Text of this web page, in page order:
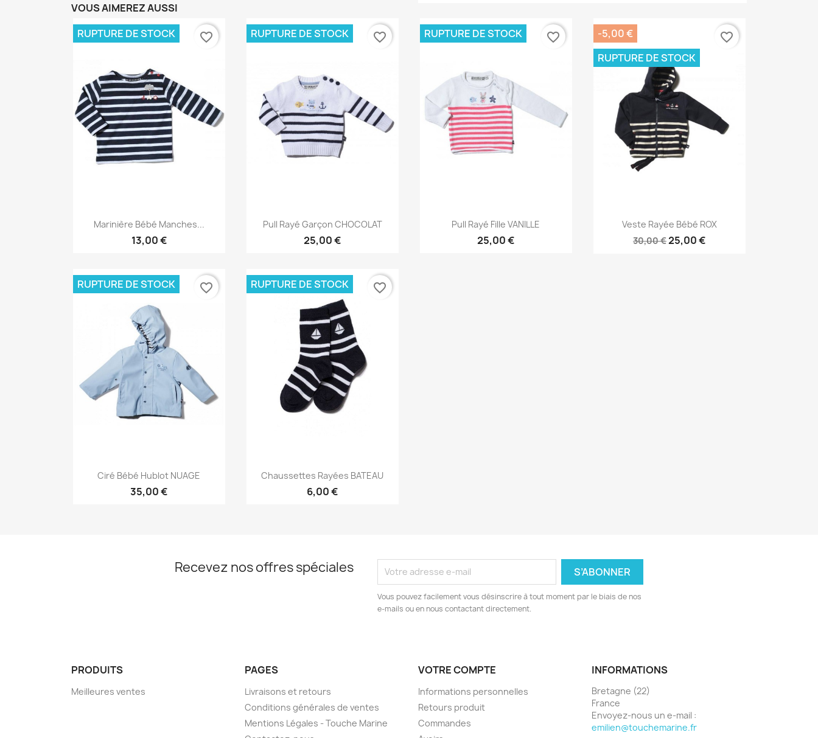
VOUS AIMEREZ AUSSI
Aperçu rapide
Marinière Bébé Manches...
13,00 €
RUPTURE DE STOCK favorite_border
Aperçu rapide
Pull Rayé Garçon CHOCOLAT
25,00 €
RUPTURE DE STOCK favorite_border
 Aperçu rapide
Pull Rayé Fille VANILLE
25,00 €
RUPTURE DE STOCK favorite_border
Aperçu rapide
Veste Rayée Bébé ROX
30,00 €25,00 €
-5,00 €
RUPTURE DE STOCK
favorite_border
Aperçu rapide
Ciré Bébé Hublot NUAGE
35,00 €
RUPTURE DE STOCK favorite_border
Aperçu rapide
Chaussettes Rayées BATEAU
6,00 €
RUPTURE DE STOCK favorite_border
Recevez nos offres spéciales
Vous pouvez facilement vous désinscrire à tout moment par le biais de nos
e-mails ou en nous contactant directement.
PRODUITS
Meilleures ventes
PAGES
Livraisons et retours
Conditions générales de ventes
Mentions Légales - Touche Marine
VOTRE COMPTE
Informations personnelles
Retours produit
Commandes
INFORMATIONS
Bretagne (22)
France
Envoyez-nous un e-mail :
emilien@touchemarine.fr